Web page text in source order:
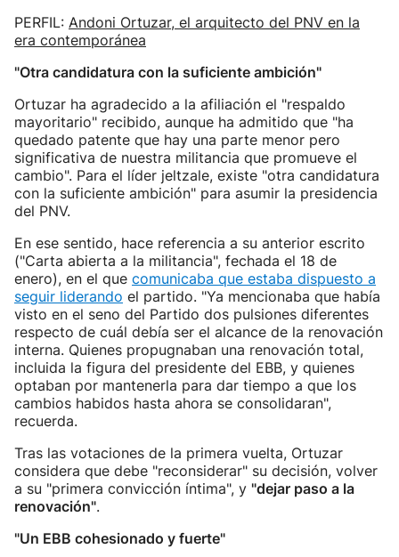
PERFIL: Andoni Ortuzar, el arquitecto del PNV en la
era contemporánea
"Otra candidatura con la suficiente ambición"
Ortuzar ha agradecido a la afiliación el "respaldo
mayoritario" recibido, aunque ha admitido que "ha
quedado patente que hay una parte menor pero
significativa de nuestra militancia que promueve el
cambio". Para el líder jeltzale, existe "otra candidatura
con la suficiente ambición" para asumir la presidencia
del PNV.
En ese sentido, hace referencia a su anterior escrito
("Carta abierta a la militancia", fechada el 18 de
enero), en el que comunicaba que estaba dispuesto a
seguir liderando el partido. "Ya mencionaba que había
visto en el seno del Partido dos pulsiones diferentes
respecto de cuál debía ser el alcance de la renovación
interna. Quienes propugnaban una renovación total,
incluida la figura del presidente del EBB, y quienes
optaban por mantenerla para dar tiempo a que los
cambios habidos hasta ahora se consolidaran",
recuerda.
Tras las votaciones de la primera vuelta, Ortuzar
considera que debe "reconsiderar" su decisión, volver
a su "primera convicción íntima", y "dejar paso a la
renovación".
"Un EBB cohesionado y fuerte"